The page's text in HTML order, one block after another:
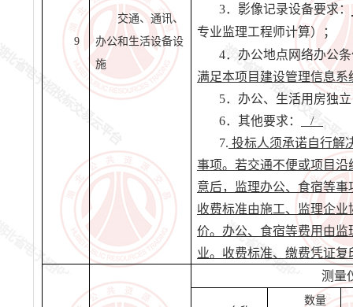
9
交通、通讯、
办公和生活设备设
施
3．影像记录设备要求：
专业监理工程师计算）；
4． 办公地点网络办公
满足本项目建设管理信息系
5．办公、生活用
6．其他要求：
/
7. 投标人须承诺自行解
事项。若交通不便或项目
意后，监理办公、食宿等
收费标准由施工、监理企
价。办公、食宿等费用由
业。收费标准、缴费凭证复
测量
数量